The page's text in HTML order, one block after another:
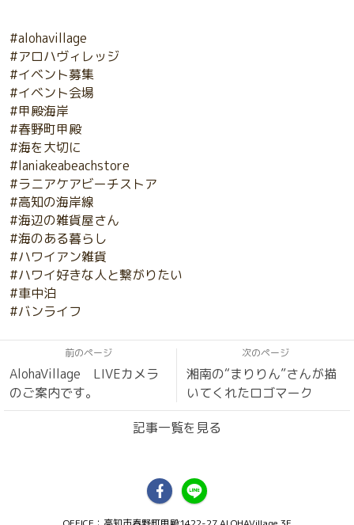
#alohavillage
#アロハヴィレッジ
#イベント募集
#イベント会場
#甲殿海岸
#春野町甲殿
#海を大切に
#laniakeabeachstore
#ラニアケアビーチストア
#高知の海岸線
#海辺の雑貨屋さん
#海のある暮らし
#ハワイアン雑貨
#ハワイ好きな人と繋がりたい
#車中泊
#バンライフ
前のページ
AlohaVillage LIVEカメラ
のご案内です。
次のページ
湘南の“まりりん”さんが描
いてくれたロゴマーク
記事一覧を見る